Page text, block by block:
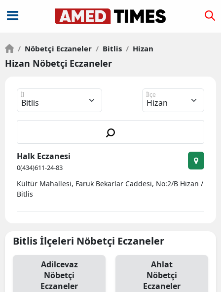
/ Nöbetçi Eczaneler / Bitlis / Hizan
Hizan Nöbetçi Eczaneler
İl İlçe
Halk Eczanesi
0(434)611-24-83
Kültür Mahallesi, Faruk Bekarlar Caddesi, No:2/B Hizan /
Bitlis
Bitlis İlçeleri Nöbetçi Eczaneler
Adilcevaz
Nöbetçi
Eczaneler
Ahlat
Nöbetçi
Eczaneler